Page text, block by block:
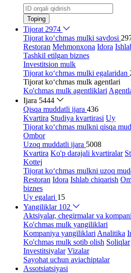
Toping
Tijorat 2974
Tijorat ko‘chmas mulki savdosi
Restoran Mehmonxona Idora
Tashkil etilgan biznes
Investitsion mulk
Tijorat ko‘chmas mulki egalaridan
Tijorat ko‘chmas mulk agentlari
Ko'chmas mulk agentliklari
Ijara 5444
Qisqa muddatli ijara 436
Kvartira Studiya kvartirasi Uy
Tijorat ko‘chmas mulkni qisqa
Ombor
Uzoq muddatli ijara 5008
Kvartira Ko'p darajali kvartiralar
Kottej
Tijorat ko‘chmas mulkni uzoq
Restoran Idora Ishlab chiqarish
biznes
Uy egalari 15
Yangiliklar 102
Aktsiyalar, chegirmalar va
Ko'chmas mulk yangiliklari
Kompaniya yangiliklari Analitika
Ko'chmas mulk sotib olish Soliqlar
Investitsiyalar Vizalar
Sayohat uchun aviachiptalar
Assotsiatsiyasi